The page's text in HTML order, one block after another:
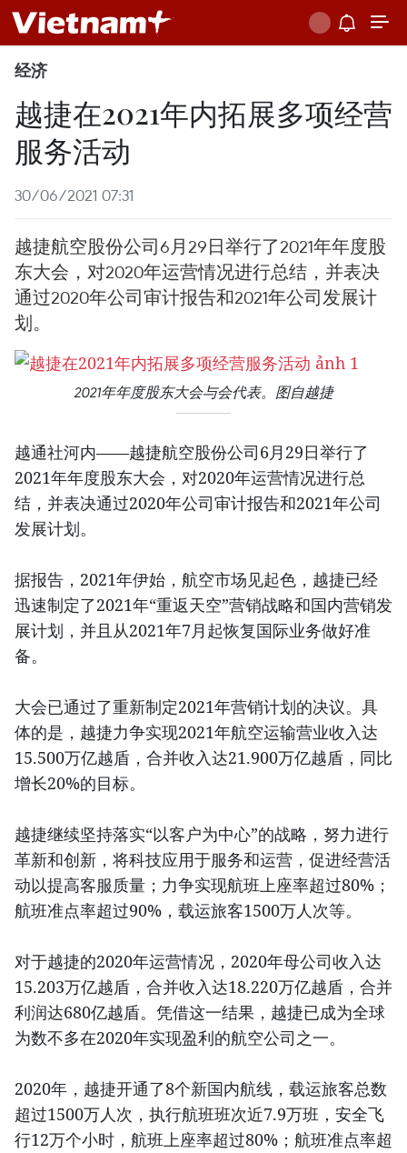
经济
越捷在2021年内拓展多项经营
服务活动
30/06/2021 07:31
越捷航空股份公司6月29日举行了2021年年度股
东大会，对2020年运营情况进行总结，并表决
通过2020年公司审计报告和2021年公司发展计
划。
2021年年度股东大会与会代表。图自越捷
越通社河内——越捷航空股份公司6月29日举行了
2021年年度股东大会，对2020年运营情况进行总
结，并表决通过2020年公司审计报告和2021年公司
发展计划。
据报告，2021年伊始，航空市场见起色，越捷已经
迅速制定了2021年“重返天空”营销战略和国内营销发
展计划，并且从2021年7月起恢复国际业务做好准
备。
大会已通过了重新制定2021年营销计划的决议。具
体的是，越捷力争实现2021年航空运输营业收入达
15.500万亿越盾，合并收入达21.900万亿越盾，同比
增长20%的目标。
越捷继续坚持落实“以客户为中心”的战略，努力进行
革新和创新，将科技应用于服务和运营，促进经营活
动以提高客服质量；力争实现航班上座率超过80%；
航班准点率超过90%，载运旅客1500万人次等。
对于越捷的2020年运营情况，2020年母公司收入达
15.203万亿越盾，合并收入达18.220万亿越盾，合并
利润达680亿越盾。凭借这一结果，越捷已成为全球
为数不多在2020年实现盈利的航空公司之一。
2020年，越捷开通了8个新国内航线，载运旅客总数
超过1500万人次，执行航班班次近7.9万班，安全飞
行12万个小时，航班上座率超过80%；航班准点率超